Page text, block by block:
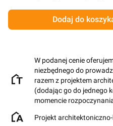
Dodaj do
W podanej cenie
niezbędnego do
razem z projektem
(dodając go do jednego
momencie
Projekt